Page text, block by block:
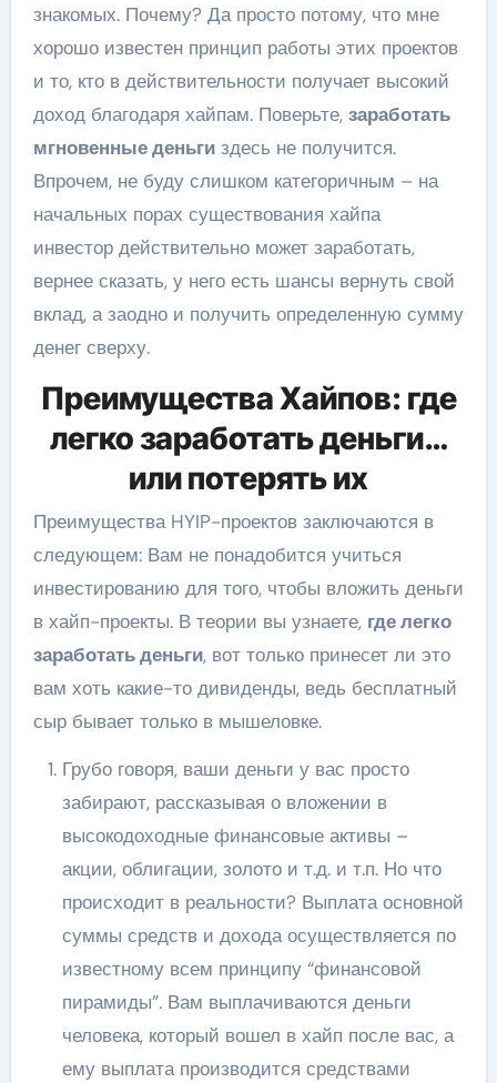
знакомых. Почему? Да просто потому, что мне
хорошо известен принцип работы этих проектов
и то, кто в действительности получает высокий
доход благодаря хайпам. Поверьте, заработать
мгновенные деньгиздесь не получится.
Впрочем, не буду слишком категоричным – на
начальных порах существования хайпа
инвестор действительно может заработать,
вернее сказать, у него есть шансы вернуть свой
вклад, а заодно и получить определенную сумму
денег сверху.
Преимущества Хайпов: где
легко заработать деньги…
или потерять их
Преимущества HYIP-проектов заключаются в
следующем: Вам не понадобится учиться
инвестированию для того, чтобы вложить деньги
в хайп-проекты. В теории вы узнаете, где легко
заработать деньги, вот только принесет ли это
вам хоть какие-то дивиденды, ведь бесплатный
сыр бывает только в мышеловке.
Грубо говоря, ваши деньги у вас просто
забирают, рассказывая о вложении в
высокодоходные финансовые активы –
акции, облигации, золото и т.д. и т.п. Но что
происходит в реальности? Выплата основной
суммы средств и дохода осуществляется по
известному всем принципу “финансовой
пирамиды”. Вам выплачиваются деньги
человека, который вошел в хайп после вас, а
ему выплата производится средствами